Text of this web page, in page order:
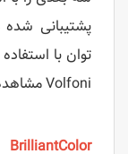
Volfoni مشاهده کرد.
BrilliantColor